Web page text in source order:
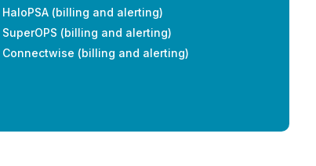
HaloPSA (billing and alerting)
SuperOPS (billing and alerting)
Connectwise (billing and alerting)